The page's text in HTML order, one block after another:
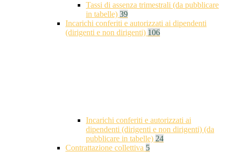
Tassi di assenza trimestrali (da pubblicare
in tabelle) 39
Incarichi conferiti e autorizzati ai dipendenti
(dirigenti e non dirigenti) 106
Incarichi conferiti e autorizzati ai
dipendenti (dirigenti e non dirigenti) (da
pubblicare in tabelle) 24
Contrattazione collettiva 5